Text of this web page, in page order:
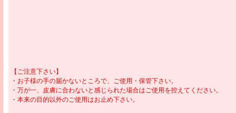
【ご注意下さい】
・お子様の手の届かないところで、ご使用・保管下さい。
・万が一、皮膚に合わないと感じられた場合はご使用を控えてください。
・本来の目的以外のご使用はお止め下さい。